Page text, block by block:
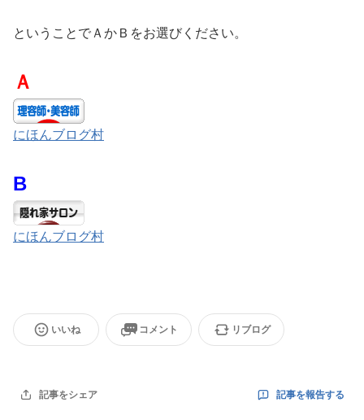
ということでＡかＢをお選びください。
Ａ
にほんブログ村
B
にほんブログ村
いいね コメント リブログ
記事をシェア 記事を報告する